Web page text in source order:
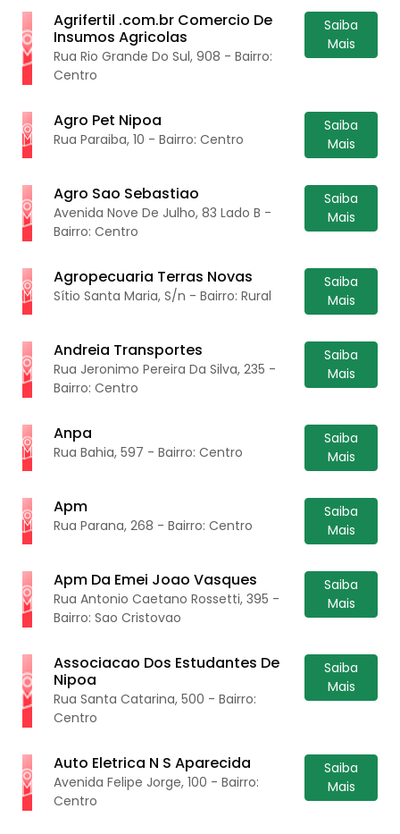
Agrifertil .com.br Comercio De
Insumos Agricolas
Rua Rio Grande Do Sul, 908 - Bairro:
Centro
Saiba
Mais
Agro Pet Nipoa
Rua Paraiba, 10 - Bairro: Centro
Saiba
Mais
Agro Sao Sebastiao
Avenida Nove De Julho, 83 Lado B -
Bairro: Centro
Saiba
Mais
Agropecuaria Terras Novas
Sítio Santa Maria, S/n - Bairro: Rural
Saiba
Mais
Andreia Transportes
Rua Jeronimo Pereira Da Silva, 235 -
Bairro: Centro
Saiba
Mais
Anpa
Rua Bahia, 597 - Bairro: Centro
Saiba
Mais
Apm
Rua Parana, 268 - Bairro: Centro
Saiba
Mais
Apm Da Emei Joao Vasques
Rua Antonio Caetano Rossetti, 395 -
Bairro: Sao Cristovao
Saiba
Mais
Associacao Dos Estudantes De
Nipoa
Rua Santa Catarina, 500 - Bairro:
Centro
Saiba
Mais
Auto Eletrica N S Aparecida
Avenida Felipe Jorge, 100 - Bairro:
Centro
Saiba
Mais